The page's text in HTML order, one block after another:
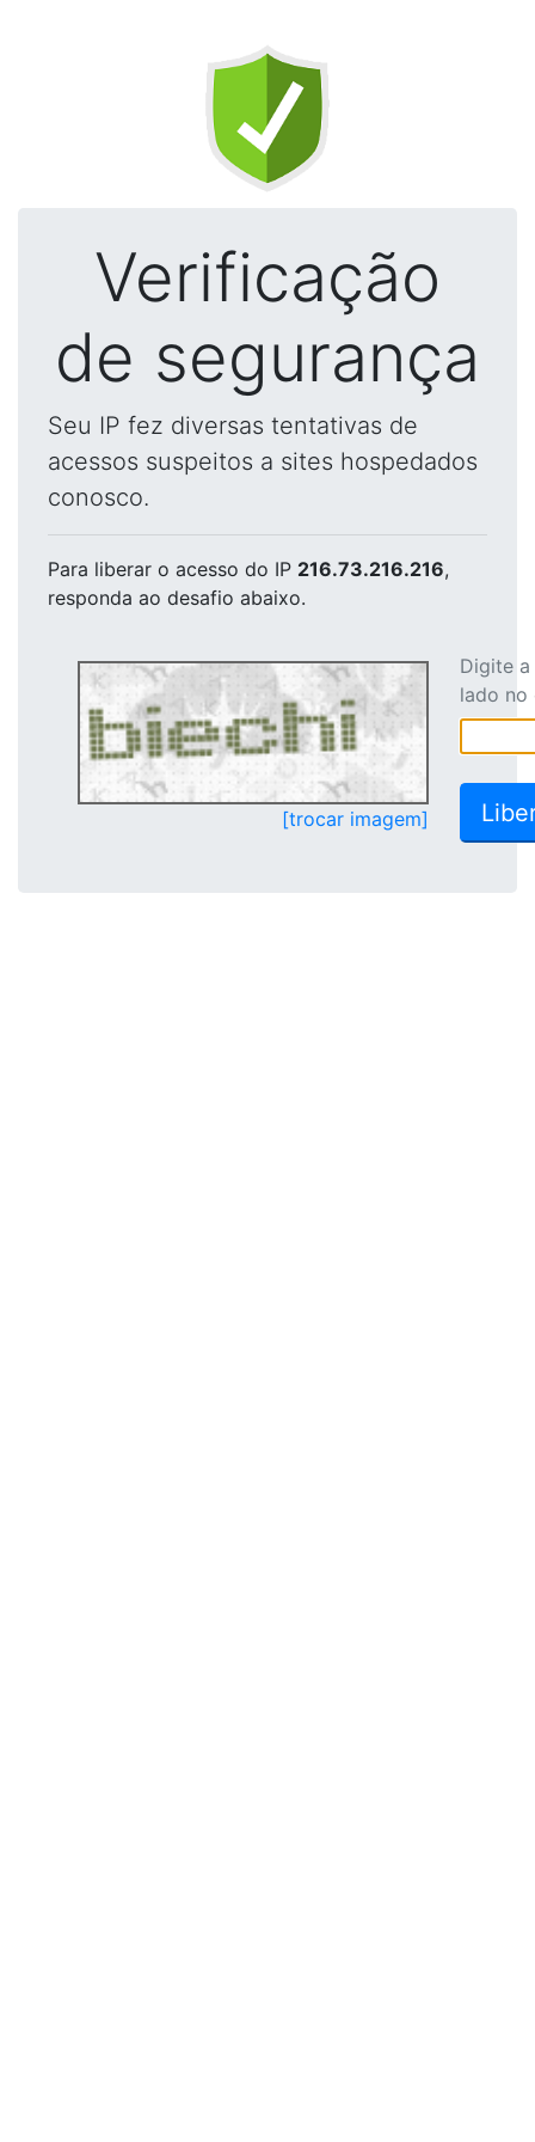
Verificação
de segurança
Seu IP fez diversas tentativas de
acessos suspeitos a sites hospedados
conosco.
Para liberar o acesso do IP 216.73.216.216,
responda ao desafio abaixo.
[trocar imagem]
Digite
lado no